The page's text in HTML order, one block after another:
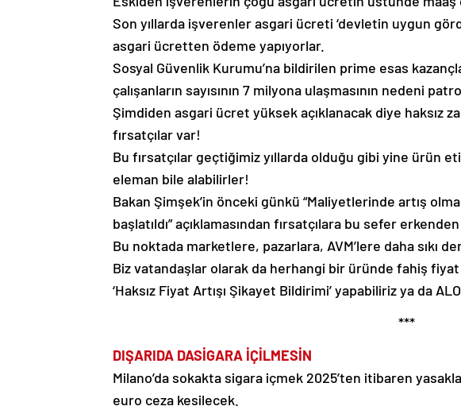
Son yıllarda işverenler asgari ücreti ‘devletin uygun
asgari ücretten ödeme yapıyorlar.
Sosyal Güvenlik Kurumu’na bildirilen prime esas
çalışanların sayısının 7 milyona ulaşmasının nedeni
Şimdiden asgari ücret yüksek açıklanacak diye haksız
fırsatçılar var!
Bu fırsatçılar geçtiğimiz yıllarda olduğu gibi yine ürün
eleman bile alabilirler!
Bakan Şimşek’in önceki günkü “Maliyetlerinde artış
başlatıldı” açıklamasından fırsatçılara bu sefer erkenden
Bu noktada marketlere, pazarlara, AVM’lere daha sıkı
Biz vatandaşlar olarak da herhangi bir üründe fahiş fiyat
‘Haksız Fiyat Artışı Şikayet Bildirimi’ yapabiliriz ya da
***
DIŞARIDA DASİGARA İÇİLMESİN
Milano’da sokakta sigara içmek 2025’ten itibaren
euro ceza kesilecek.